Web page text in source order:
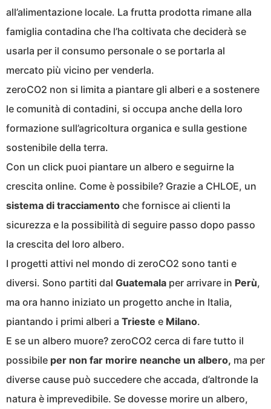
all’alimentazione locale. La frutta prodotta rimane alla
famiglia contadina che l’ha coltivata che deciderà se
usarla per il consumo personale o se portarla al
mercato più vicino per venderla.
zeroCO2 non si limita a piantare gli alberi e a sostenere
le comunità di contadini, si occupa anche della loro
formazione sull’agricoltura organica e sulla gestione
sostenibile della terra.
Con un click puoi piantare un albero e seguirne la
crescita online. Come è possibile? Grazie a CHLOE, un
sistema di tracciamento che fornisce ai clienti la
sicurezza e la possibilità di seguire passo dopo passo
la crescita del loro albero.
I progetti attivi nel mondo di zeroCO2 sono tanti e
diversi. Sono partiti dal Guatemala per arrivare in Perù,
ma ora hanno iniziato un progetto anche in Italia,
piantando i primi alberi a Trieste e Milano.
E se un albero muore? zeroCO2 cerca di fare tutto il
possibile per non far morire neanche un albero, ma per
diverse cause può succedere che accada, d’altronde la
natura è imprevedibile. Se dovesse morire un albero,